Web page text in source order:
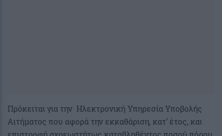
Πρόκειται για την Ηλεκτρονική Υπηρεσία Υποβολής
Αιτήματος που αφορά την εκκαθάριση, κατ’ έτος, και